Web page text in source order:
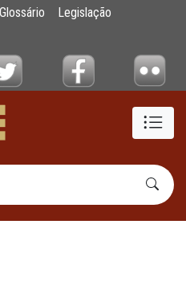
Glossário
Legislação